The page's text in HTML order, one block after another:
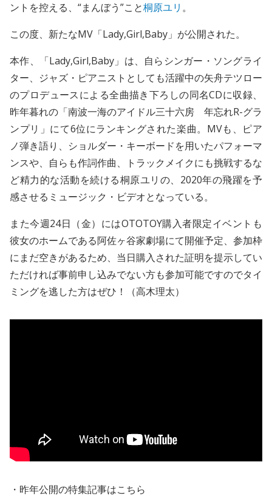
ントを控える、“まんぼう”こと桐原ユリ 。
この度、新たなMV「Lady,Girl,Baby」が公開された。
本作、「Lady,Girl,Baby」は、自らシンガー・ソングライ
ター、ジャズ・ピアニストとしても活躍中の矢舟テツロー
のプロデュースによる全曲描き下ろしの同名CDに収録、
昨年暮れの「南波一海のアイドル三十六房 年忘れR-グラ
ンプリ」にて6位にランキングされた楽曲。MVも、ピア
ノ弾き語り、ショルダー・キーボードを用いたパフォーマ
ンスや、自らも作詞作曲、トラックメイクにも挑戦するな
ど精力的な活動を続ける桐原ユリの、2020年の飛躍を予
感させるミュージック・ビデオとなっている。
また今週24日（金）にはOTOTOY購入者限定イベントも
彼女のホームである阿佐ヶ谷家劇場にて開催予定、参加枠
にまだ空きがあるため、当日購入された証明を提示してい
ただければ事前申し込みでない方も参加可能ですのでタイ
ミングを逃した方はぜひ！（高木理太）
・昨年公開の特集記事はこちら